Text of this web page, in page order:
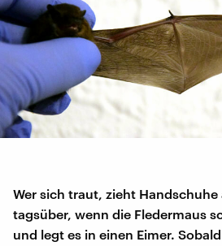
Wer sich traut, zieht
tagsüber, wenn die Fledermaus
und legt es in einen Eimer.